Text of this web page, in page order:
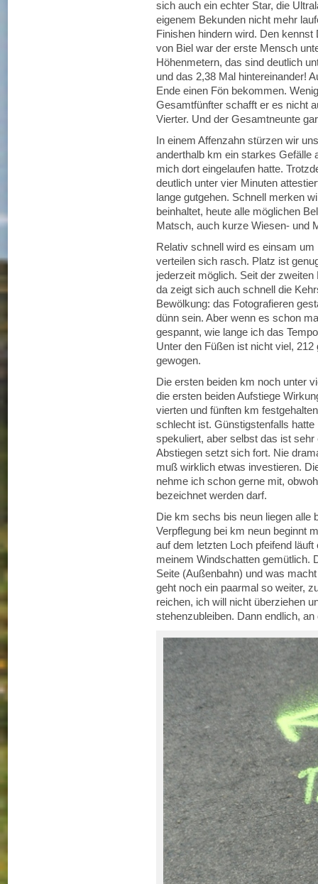
sich auch ein echter Star, die
eigenem Bekunden nicht mehr
Finishen hindern wird. Den
von Biel war der erste Mensch
Höhenmetern, das sind deutlich
und das 2,38 Mal hintereinander!
Ende einen Fön bekommen.
Gesamtfünfter schafft er es nicht
Vierter. Und der Gesamtneunte
In einem Affenzahn stürzen wir
anderthalb km ein starkes Gefälle
mich dort eingelaufen hatte.
deutlich unter vier Minuten
lange gutgehen. Schnell merken
beinhaltet, heute alle möglichen
Matsch, auch kurze Wiesen- und
Relativ schnell wird es einsam
verteilen sich rasch. Platz ist
jederzeit möglich. Seit der
da zeigt sich auch schnell die
Bewölkung: das Fotografieren
dünn sein. Aber wenn es schon
gespannt, wie lange ich das
Unter den Füßen ist nicht viel,
gewogen.
Die ersten beiden km noch unter
die ersten beiden Aufstiege
vierten und fünften km
schlecht ist. Günstigstenfalls
spekuliert, aber selbst das ist
Abstiegen setzt sich fort. Nie
muß wirklich etwas investieren.
nehme ich schon gerne mit,
bezeichnet werden darf.
Die km sechs bis neun liegen alle
Verpflegung bei km neun beginnt
auf dem letzten Loch pfeifend
meinem Windschatten gemütlich.
Seite (Außenbahn) und was
geht noch ein paarmal so weiter,
reichen, ich will nicht überziehen
stehenzubleiben. Dann endlich,